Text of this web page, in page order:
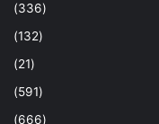
(336)
(132)
(21)
(591)
(666)